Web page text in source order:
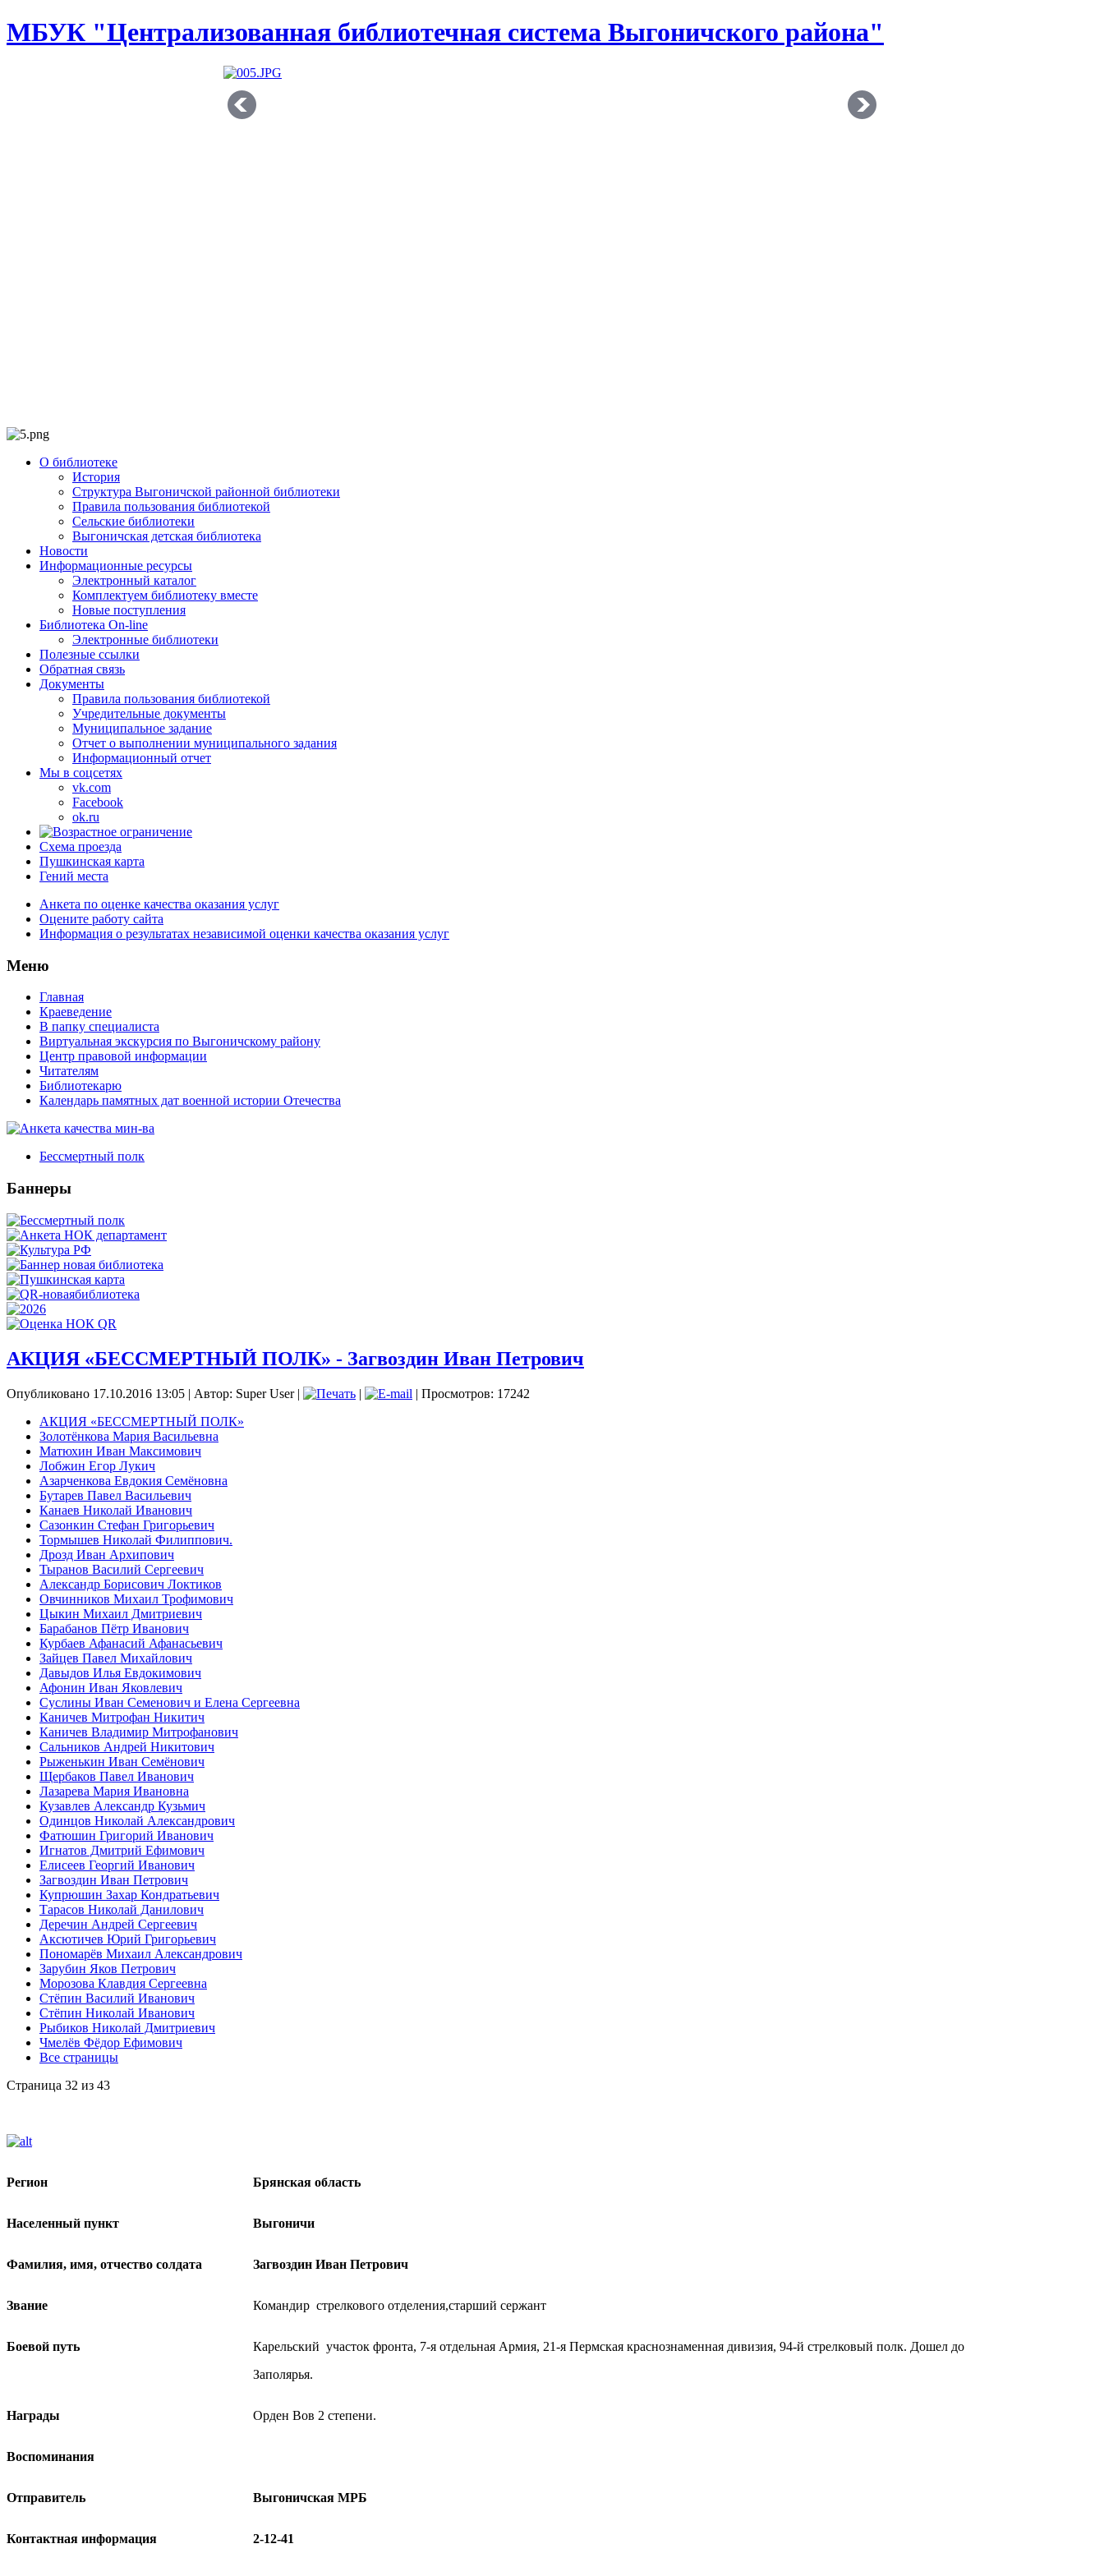
МБУК "Централизованная библиотечная система Выгоничского района"
О библиотеке
История
Структура Выгоничской районной библиотеки
Правила пользования библиотекой
Сельские библиотеки
Выгоничская детская библиотека
Новости
Информационные ресурсы
Электронный каталог
Комплектуем библиотеку вместе
Новые поступления
Библиотека On-line
Электронные библиотеки
Полезные ссылки
Обратная связь
Документы
Правила пользования библиотекой
Учредительные документы
Муниципальное задание
Отчет о выполнении муниципального задания
Информационный отчет
Мы в соцсетях
vk.com
Facebook
ok.ru
Схема проезда
Пушкинская карта
Гений места
Анкета по оценке качества оказания услуг
Оцените работу сайта
Информация о результатах независимой оценки качества оказания услуг
Меню
Главная
Краеведение
В папку специалиста
Виртуальная экскурсия по Выгоничскому району
Центр правовой информации
Читателям
Библиотекарю
Календарь памятных дат военной истории Отечества
Бессмертный полк
Баннеры
АКЦИЯ «БЕССМЕРТНЫЙ ПОЛК» - Загвоздин Иван Петрович
Опубликовано 17.10.2016 13:05 | Автор: Super User| |
| Просмотров: 17242
АКЦИЯ «БЕССМЕРТНЫЙ ПОЛК»
Золотёнкова Мария Васильевна
Матюхин Иван Максимович
Лобжин Егор Лукич
Азарченкова Евдокия Семёновна
Бутарев Павел Васильевич
Канаев Николай Иванович
Сазонкин Стефан Григорьевич
Тормышев Николай Филиппович.
Дрозд Иван Архипович
Тыранов Василий Сергеевич
Александр Борисович Локтиков
Овчинников Михаил Трофимович
Цыкин Михаил Дмитриевич
Барабанов Пётр Иванович
Курбаев Афанасий Афанасьевич
Зайцев Павел Михайлович
Давыдов Илья Евдокимович
Афонин Иван Яковлевич
Суслины Иван Семенович и Елена Сергеевна
Каничев Митрофан Никитич
Каничев Владимир Митрофанович
Сальников Андрей Никитович
Рыженькин Иван Семёнович
Щербаков Павел Иванович
Лазарева Мария Ивановна
Кузавлев Александр Кузьмич
Одинцов Николай Александрович
Фатюшин Григорий Иванович
Игнатов Дмитрий Ефимович
Елисеев Георгий Иванович
Загвоздин Иван Петрович
Купрюшин Захар Кондратьевич
Тарасов Николай Данилович
Деречин Андрей Сергеевич
Аксютичев Юрий Григорьевич
Пономарёв Михаил Александрович
Зарубин Яков Петрович
Морозова Клавдия Сергеевна
Стёпин Василий Иванович
Стёпин Николай Иванович
Рыбиков Николай Дмитриевич
Чмелёв Фёдор Ефимович
Все страницы
Страница 32 из 43
Регион Брянская область
Населенный пункт Выгоничи
Фамилия, имя, отчество солдата Загвоздин Иван Петрович
Звание Командир стрелкового отделения,старший сержант
Боевой путь
Карельский участок фронта, 7-я отдельная Армия, 21-я Пермская краснознаменная дивизия, 94-й стрелковый полк. Дошел до
Заполярья.
Награды Орден Вов 2 степени.
Воспоминания
Отправитель Выгоничская МРБ
Контактная информация 2-12-41